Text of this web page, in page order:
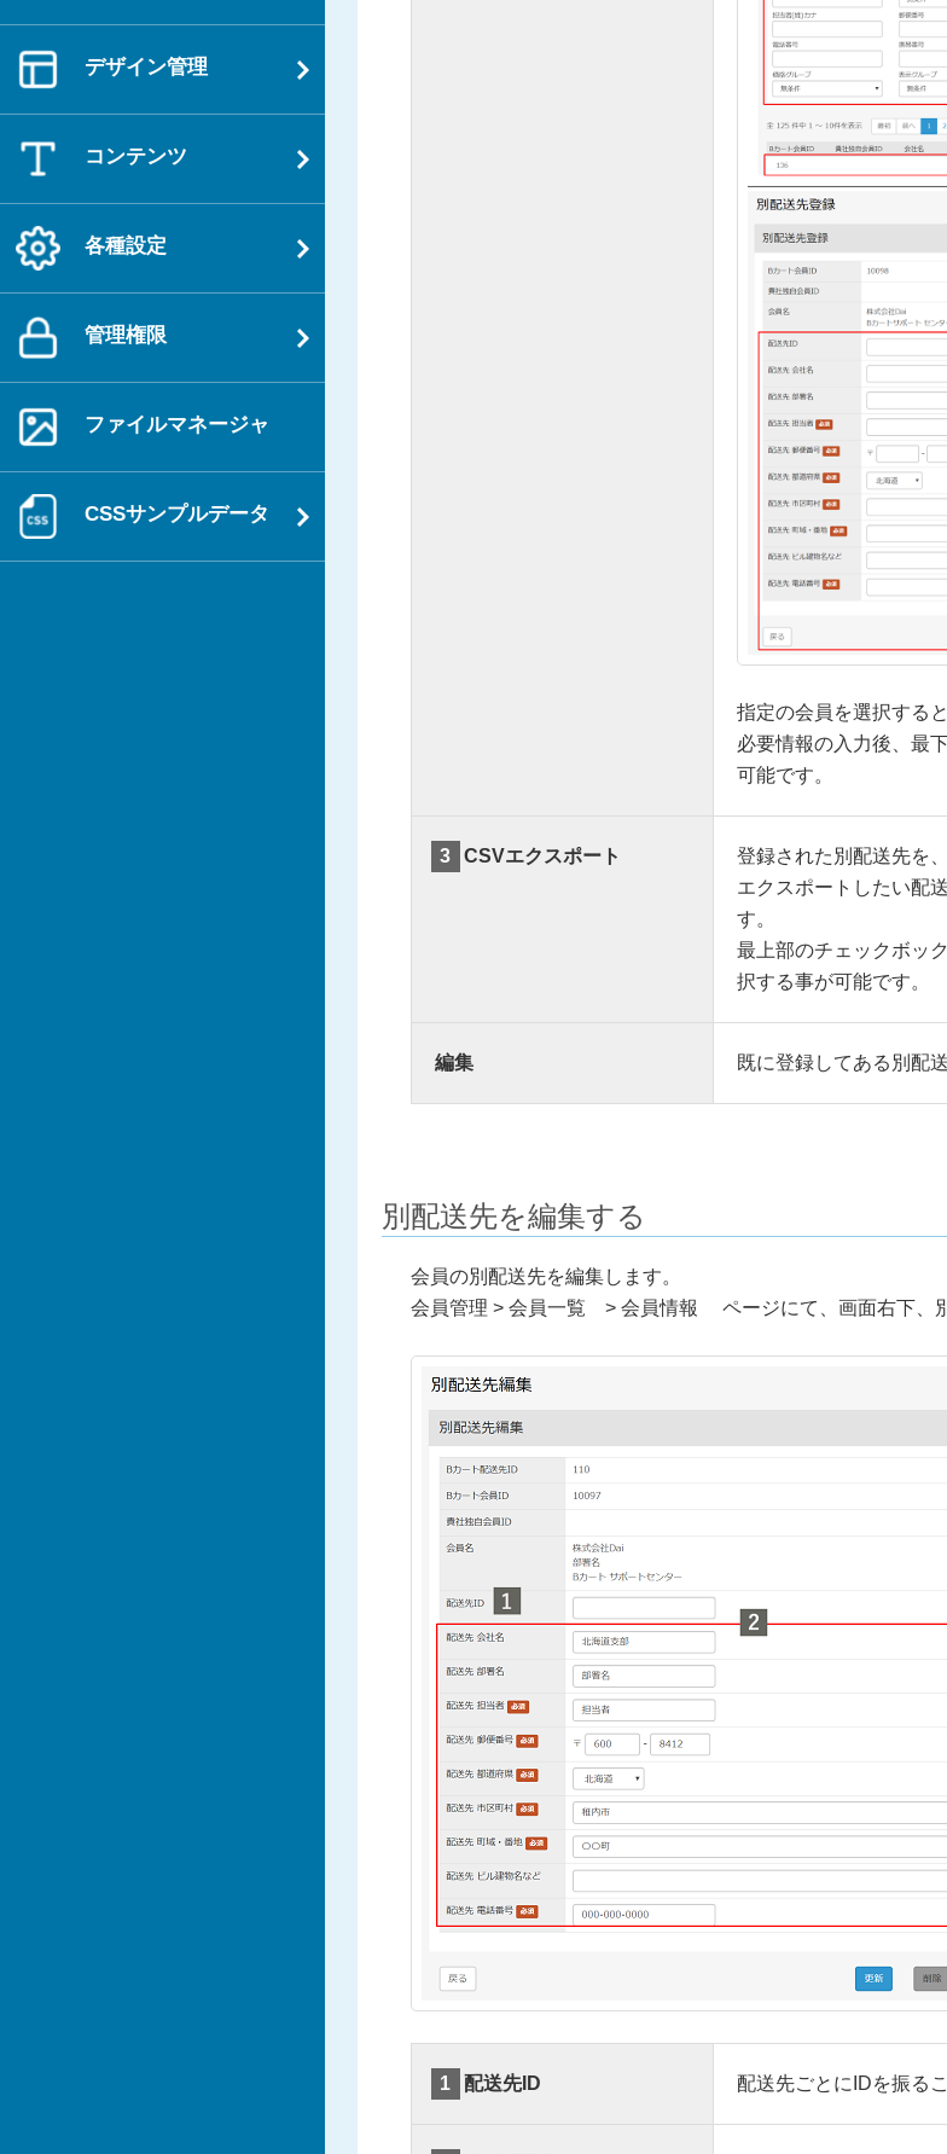
デザイン管理
コンテンツ
各種設定
管理権限
ファイルマネージャ
CSSサンプルデータ
指定の会員を選択する
必要情報の入力後、最
可能です。
3 CSVエクスポート 登録された別配送先を、
エクスポートしたい配
す。
最上部のチェックボッ
択する事が可能です。
編集 既に登録してある別配
別配送先を編集する
会員の別配送先を編集します。
会員管理 > 会員一覧 > 会員情報 ページにて、画面右下、
1 配送先ID 配送先ごとにIDを振る